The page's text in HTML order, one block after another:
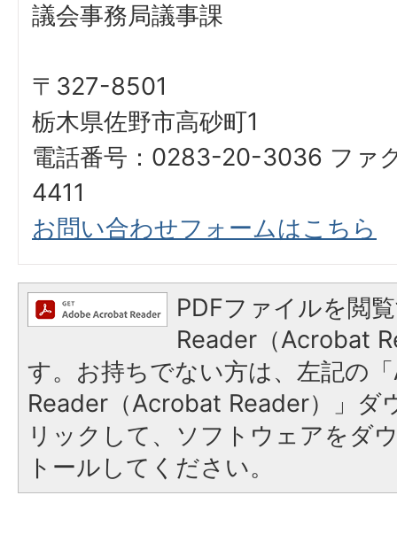
議会事務局議事課
〒327-8501
栃木県佐野市高砂町1
電話番号：0283-20-3036 ファ
4411
お問い合わせフォームはこちら
PDFファイルを閲
Reader（Acrobat
す。お持ちでない方は、左記の
Reader（Acrobat Reader）」ダ
リックして、ソフトウェアをダ
トールしてください。